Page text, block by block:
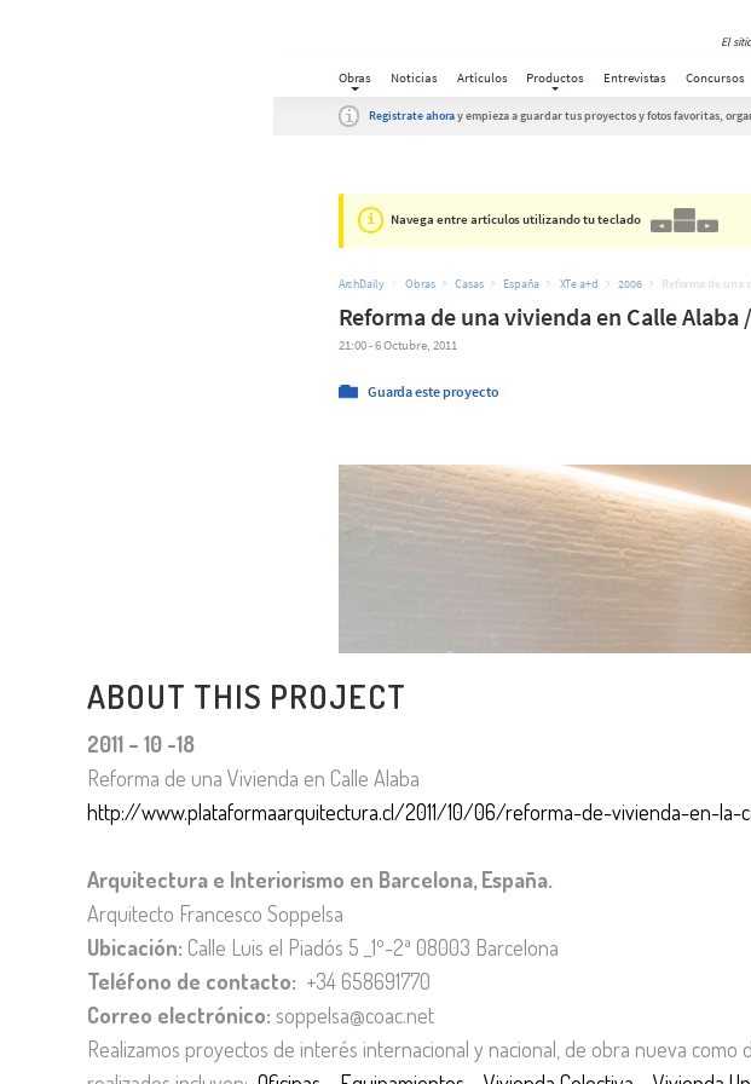
ABOUT THIS PROJECT
2011 – 10 -18
Reforma de una Vivienda en Calle Alaba
http://www.plataformaarquitectura.cl/2011/10/06/reforma-de-vivienda-en-la-
Arquitectura e Interiorismo en Barcelona, España.
Arquitecto Francesco Soppelsa
Ubicación: Calle Luis el Piadós 5 _1º-2ª 08003 Barcelona
Teléfono de contacto: +34 658691770
Correo electrónico: soppelsa@coac.net
Realizamos proyectos de interés internacional y nacional, de obra nueva